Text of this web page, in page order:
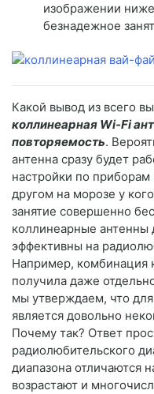
изображении
безнадежное
Какой вывод из всего
коллинеарная Wi-Fi
повторяемость.
антенна сразу будет
настройки по
другом на морозе у
занятие совершенно
коллинеарные антенны
эффективны на
Например, комбинация
получила даже
мы утверждаем, что
является довольно
Почему так? Ответ
радиолюбительского
диапазона отличаются
возрастают и